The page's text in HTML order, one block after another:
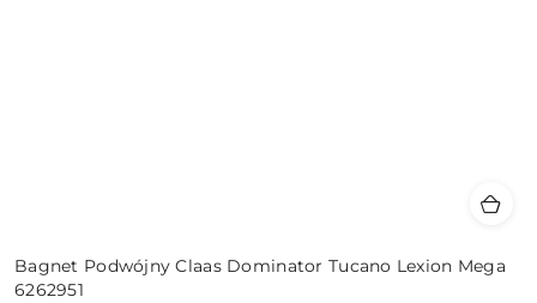
Bagnet Podwójny Claas Dominator Tucano Lexion Mega
6262951